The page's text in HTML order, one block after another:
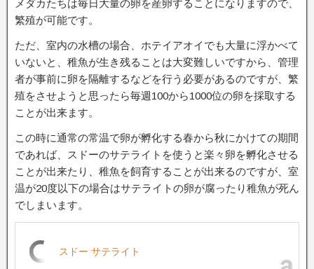
メダカたちは毎日大量の卵を産卵することになりますので、
繁殖が可能です。
ただ、室内の水槽の場合、ホテイアオイでも大量に浮かべて
いないと、稚魚が生き残ることは大変難しいですから、管理
者が事前に卵を隔離するなどを行う必要があるのですが、繁
殖をさせようと思ったら毎週100から1000位の卵を採取する
ことが出来ます。
この時に通常の常温で卵が孵化する春から秋にかけての期間
であれば、スドーのサテライトを使うと楽々卵を孵化させる
ことが出来たり、稚魚を飼育することが出来るのですが、室
温が20度以下の場合はサテライトの卵が腐ったり稚魚が死ん
でしまいます。
スドー サテライト